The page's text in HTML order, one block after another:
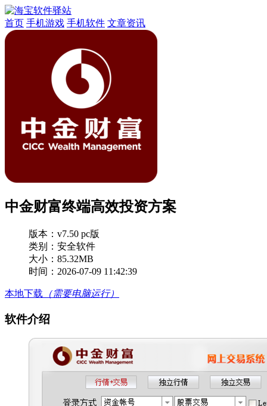
首页 手机游戏 手机软件 文章资讯
中金财富终端高效投资方案
版本： v7.50 pc版
类别：安全软件
大小：85.32MB
时间：2026-07-09 11:42:39
本地下载 （需要电脑运行）
软件介绍